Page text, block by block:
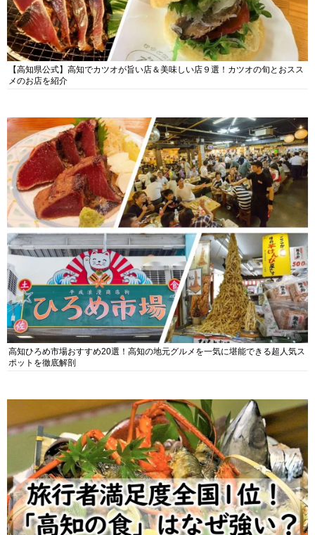
【高知県公式】高知でカツオが旨い店＆美味しい店９選！カツオの旬とおスス
メのお店を紹介
高知ひろめ市場おすすめ20選！高知の地元グルメを一気に堪能できる超人気ス
ポットを徹底解剖